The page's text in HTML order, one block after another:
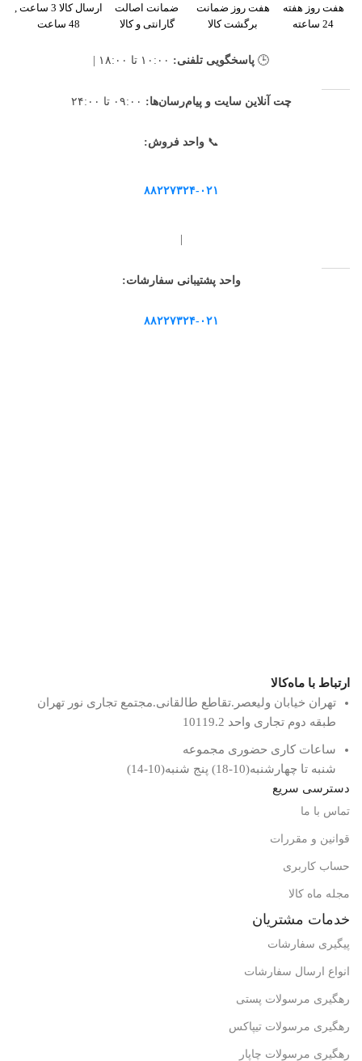
هفت روز هفته
24 ساعته
هفت روز ضمانت
برگشت کالا
ضمانت اصالت
گارانتی و کالا
ارسال کالا 3 ساعت ,
48 ساعت
🕒 پاسخگویی تلفنی:
چت آنلاین سایت و پیام‌رسان‌ها:
📞واحد فروش:
۸۸۲۲۷۳۲۴-۰۲۱
|
واحد پشتیبانی سفارشات:
۸۸۲۲۷۳۲۴-۰۲۱
ارتباط با ماه‌کالا
تهران خیابان ولیعصر.تقاطع طالقانی.مجتمع تجاری نور تهران
طبقه دوم تجاری واحد 10119.2
ساعات کاری حضوری مجموعه
شنبه تا چهارشنبه(10-18) پنج شنبه(10-14)
دسترسی سریع
تماس با ما
قوانین و مقررات
حساب کاربری
مجله ماه کالا
خدمات مشتریان
پیگیری سفارشات
انواع ارسال سفارشات
رهگیری مرسولات پستی
رهگیری مرسولات تیپاکس
رهگیری مرسولات چاپار